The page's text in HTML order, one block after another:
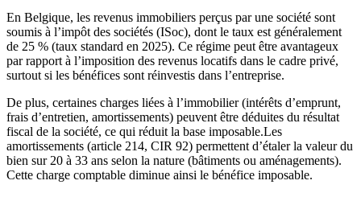
En Belgique, les revenus immobiliers perçus par une société sont
soumis à l’impôt des sociétés (ISoc), dont le taux est généralement
de 25 % (taux standard en 2025). Ce régime peut être avantageux
par rapport à l’imposition des revenus locatifs dans le cadre privé,
surtout si les bénéfices sont réinvestis dans l’entreprise.
De plus, certaines charges liées à l’immobilier (intérêts d’emprunt,
frais d’entretien, amortissements) peuvent être déduites du résultat
fiscal de la société, ce qui réduit la base imposable.Les
amortissements (article 214, CIR 92) permettent d’étaler la valeur du
bien sur 20 à 33 ans selon la nature (bâtiments ou aménagements).
Cette charge comptable diminue ainsi le bénéfice imposable.